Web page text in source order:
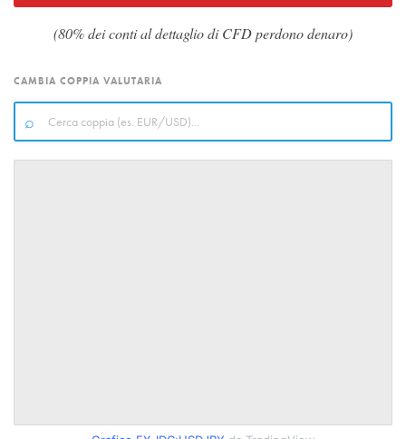
(80% dei conti al dettaglio di CFD perdono denaro)
CAMBIA COPPIA VALUTARIA